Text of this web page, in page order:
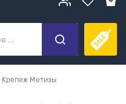
Крепеж Метизы